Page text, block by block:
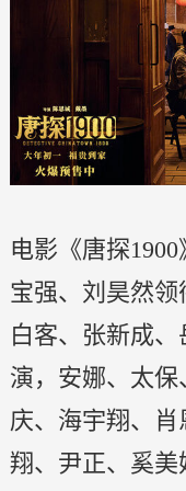
电影《唐探
宝强、刘昊然领
白客、张新成
演，安娜、太
庆、海宇翔、肖
翔、尹正、奚